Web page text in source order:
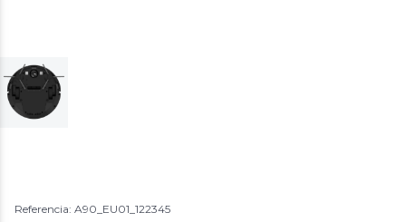
Referencia: A90_EU01_122345